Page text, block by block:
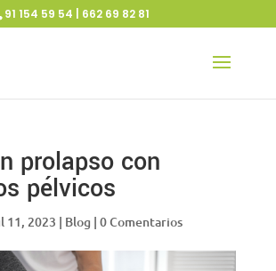
91 154 59 54 | 662 69 82 81
prolapso con
pélvicos
11, 2023 | Blog | 0 Comentarios